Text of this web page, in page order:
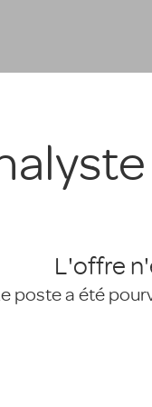
L'offre
poste a été